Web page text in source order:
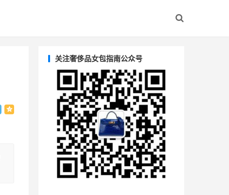
关注奢侈品女包指南公众号